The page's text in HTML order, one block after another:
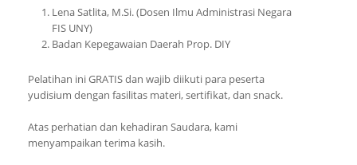
Lena Satlita, M.Si. (Dosen Ilmu Administrasi Negara
FIS UNY)
Badan Kepegawaian Daerah Prop. DIY
Pelatihan ini GRATIS dan wajib diikuti para peserta
yudisium dengan fasilitas materi, sertifikat, dan snack.
Atas perhatian dan kehadiran Saudara, kami
menyampaikan terima kasih.